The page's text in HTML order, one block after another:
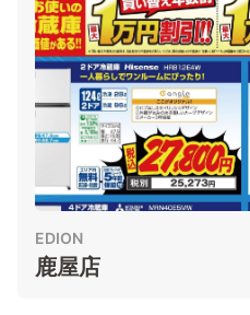
EDION
鹿屋店